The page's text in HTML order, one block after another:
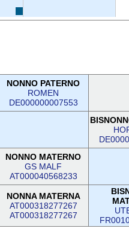
NONNO PATERNO
ROMEN
DE000000007553
NONNO MATERNO
GS MALF
AT000040568233
NONNA MATERNA
AT000318277267
AT000318277267